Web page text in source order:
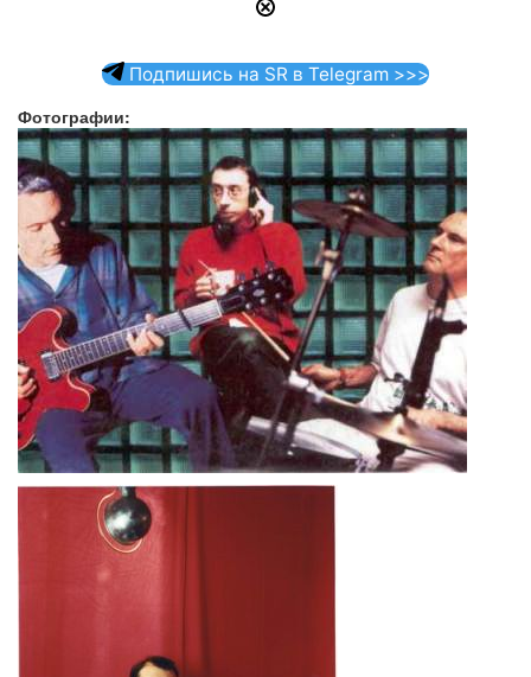
Подпишись на SR в Telegram >>>
Фотографии: